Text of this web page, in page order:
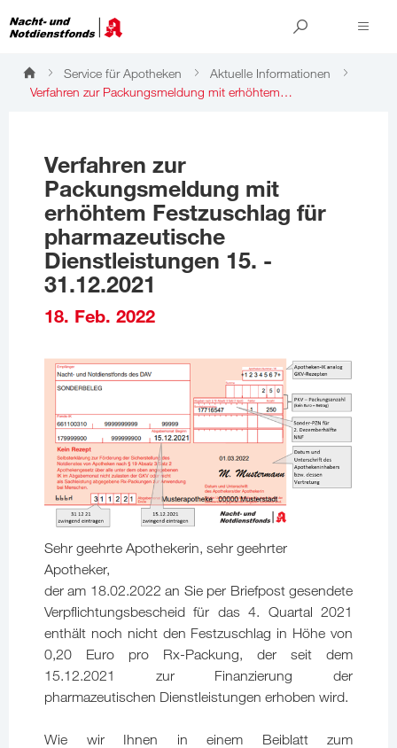
Service für Apotheken
Aktuelle Informationen
Verfahren zur Packungsmeldung mit erhöhtem…
Verfahren zur
Packungsmeldung mit
erhöhtem Festzuschlag für
pharmazeutische
Dienstleistungen 15. -
31.12.2021
18. Feb. 2022
Sehr geehrte Apothekerin, sehr geehrter
Apotheker,
der am 18.02.2022 an Sie per Briefpost gesendete
Verpflichtungsbescheid für das 4. Quartal 2021
enthält noch nicht den Festzuschlag in Höhe von
0,20 Euro pro Rx-Packung, der seit dem
15.12.2021 zur Finanzierung der
pharmazeutischen Dienstleistungen erhoben wird.
Wie wir Ihnen in einem Beiblatt zum